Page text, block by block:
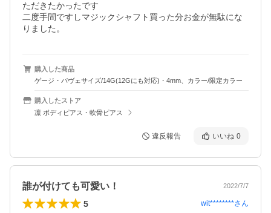
ただきたかったです
二度手間ですしマジックシャフト買った分お金が無駄にな
りました。
購入した商品
ゲージ・パヴェサイズ/14G(12Gにも対応)・4mm、カラー/限定カラー
購入したストア
凛 ボディピアス・軟骨ピアス
違反報告 いいね 0
誰が付けても可愛い！ 2022/7/7
5 wit********さん